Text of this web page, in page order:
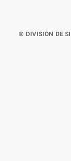
© DIVISIÓN DE